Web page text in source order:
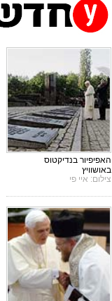
האפיפיור בנדיקטוס
באושוויץ
צילום: איי פי